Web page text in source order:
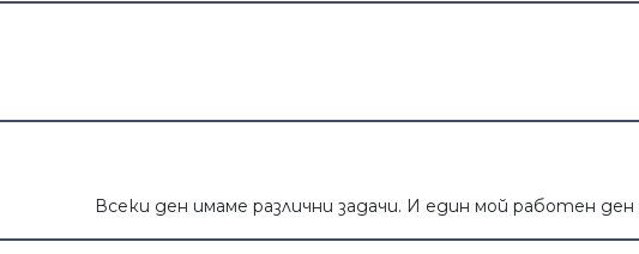
Всеки ден имаме различни задачи. И един мой работен